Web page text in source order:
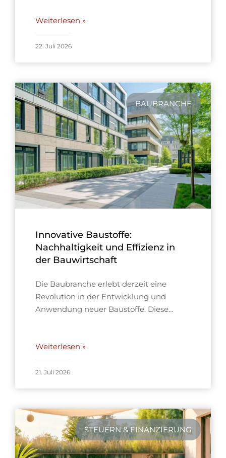
Weiterlesen »
22. Juli 2026
BAUBRANCHE
Innovative Baustoffe:
Nachhaltigkeit und Effizienz in
der Bauwirtschaft
Die Baubranche erlebt derzeit eine
Revolution in der Entwicklung und
Anwendung neuer Baustoffe. Diese…
Weiterlesen »
21. Juli 2026
STEUERN & FINANZIERUNG